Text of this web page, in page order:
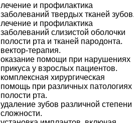
лечение и профилактика
заболеваний твердых тканей
лечение и профилактика
заболеваний слизистой оболочки
полости рта и тканей пародонта.
вектор-терапия.
оказание помощи при нарушениях
прикуса у взрослых пациентов.
комплексная хирургическая
помощь при различных патологиях
полости рта.
удаление зубов различной степени
сложности.